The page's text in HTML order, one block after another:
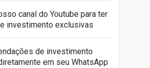
canal do Youtube para ter
investimento exclusivas
de investimento
em seu WhatsApp